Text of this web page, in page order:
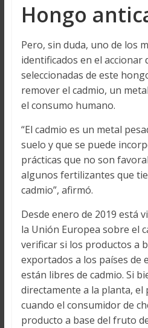
Hongo
Pero, sin duda, uno de los
identificados en el accionar
seleccionadas de este
remover el cadmio, un
el consumo humano.
“El cadmio es un metal
suelo y que se puede
prácticas que no son
algunos fertilizantes que
cadmio”, afirmó.
Desde enero de 2019 está
la Unión Europea sobre el
verificar si los productos a
exportados a los países de
están libres de cadmio. Si
directamente a la planta, el
cuando el consumidor de
producto a base del fruto